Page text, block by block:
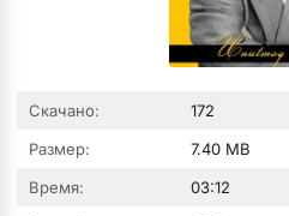
Скачано:
172
Размер:
7.40 MB
Время:
03:12